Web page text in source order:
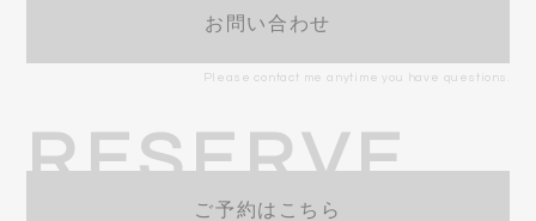
お問い合わせ
Please contact me anytime you have questions.
RESERVE
ご予約はこちら